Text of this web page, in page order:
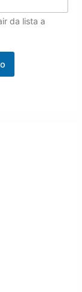
da lista a